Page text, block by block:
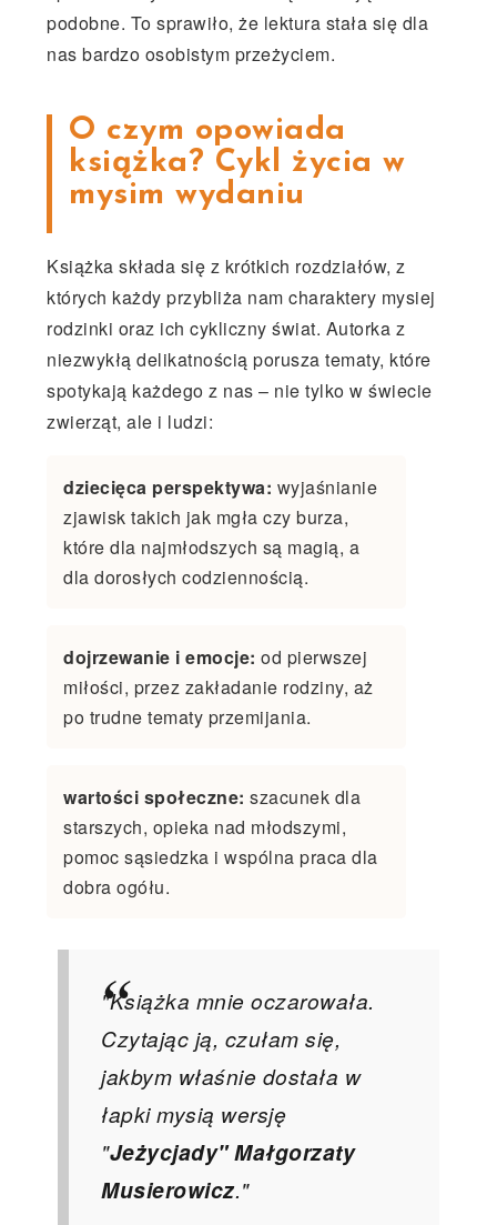
podobne. To sprawiło, że lektura stała się dla
nas bardzo osobistym przeżyciem.
O czym opowiada
książka? Cykl życia w
mysim wydaniu
Książka składa się z krótkich rozdziałów, z
których każdy przybliża nam charaktery mysiej
rodzinki oraz ich cykliczny świat. Autorka z
niezwykłą delikatnością porusza tematy, które
spotykają każdego z nas – nie tylko w świecie
zwierząt, ale i ludzi:
dziecięca perspektywa: wyjaśnianie
zjawisk takich jak mgła czy burza,
które dla najmłodszych są magią, a
dla dorosłych codziennością.
dojrzewanie i emocje: od pierwszej
miłości, przez zakładanie rodziny, aż
po trudne tematy przemijania.
wartości społeczne: szacunek dla
starszych, opieka nad młodszymi,
pomoc sąsiedzka i wspólna praca dla
dobra ogółu.
"Książka mnie oczarowała.
Czytając ją, czułam się,
jakbym właśnie dostała w
łapki mysią wersję
"Jeżycjady" Małgorzaty
Musierowicz."